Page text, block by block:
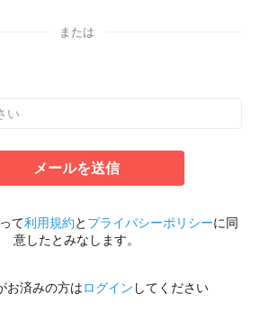
または
メールを送信
て利用規約と プライバシーポリシーに同
意したとみなします。
お済みの方はログイン してください